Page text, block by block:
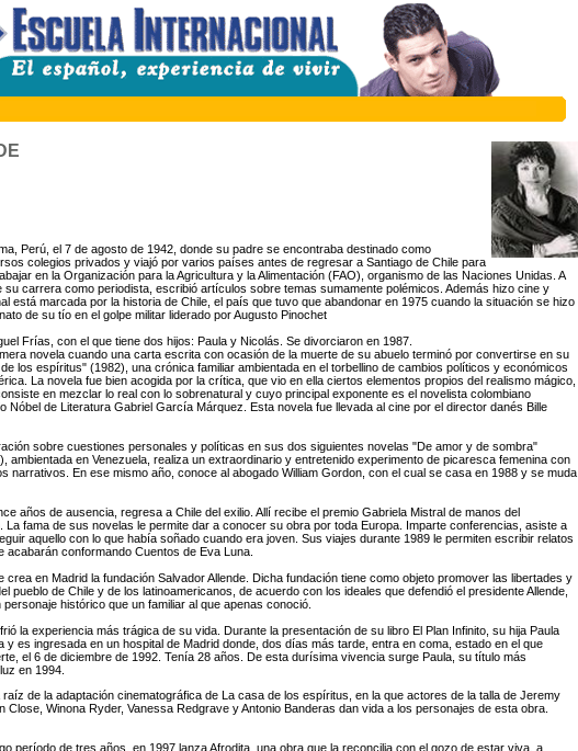
Perú, el 7 de agosto de 1942, donde su padre se encontraba destinado como
colegios privados y viajó por varios países antes de regresar a Santiago de Chile para
en la Organización para la Agricultura y la Alimentación (FAO), organismo de las Naciones Unidas. A
su carrera como periodista, escribió artículos sobre temas sumamente polémicos. Además hizo cine y
está marcada por la historia de Chile, el país que tuvo que abandonar en 1975 cuando la situación se hizo
de su tío en el golpe militar liderado por Augusto Pinochet
Frías, con el que tiene dos hijos: Paula y Nicolás. Se divorciaron en 1987.
novela cuando una carta escrita con ocasión de la muerte de su abuelo terminó por convertirse en su
los espíritus" (1982), una crónica familiar ambientada en el torbellino de cambios políticos y económicos
La novela fue bien acogida por la crítica, que vio en ella ciertos elementos propios del realismo mágico,
en mezclar lo real con lo sobrenatural y cuyo principal exponente es el novelista colombiano
Nóbel de Literatura Gabriel García Márquez. Esta novela fue llevada al cine por el director danés Bille
sobre cuestiones personales y políticas en sus dos siguientes novelas "De amor y de sombra"
ambientada en Venezuela, realiza un extraordinario y entretenido experimento de picaresca femenina con
narrativos. En ese mismo año, conoce al abogado William Gordon, con el cual se casa en 1988 y se muda
años de ausencia, regresa a Chile del exilio. Allí recibe el premio Gabriela Mistral de manos del
La fama de sus novelas le permite dar a conocer su obra por toda Europa. Imparte conferencias, asiste a
aquello con lo que había soñado cuando era joven. Sus viajes durante 1989 le permiten escribir relatos
acabarán conformando Cuentos de Eva Luna.
crea en Madrid la fundación Salvador Allende. Dicha fundación tiene como objeto promover las libertades y
pueblo de Chile y de los latinoamericanos, de acuerdo con los ideales que defendió el presidente Allende,
histórico que un familiar al que apenas conoció.
la experiencia más trágica de su vida. Durante la presentación de su libro El Plan Infinito, su hija Paula
y es ingresada en un hospital de Madrid donde, dos días más tarde, entra en coma, estado en el que
el 6 de diciembre de 1992. Tenía 28 años. De esta durísima vivencia surge Paula, su título más
en 1994.
raíz de la adaptación cinematográfica de La casa de los espíritus, en la que actores de la talla de Jeremy
Close, Winona Ryder, Vanessa Redgrave y Antonio Banderas dan vida a los personajes de esta obra.
período de tres años, en 1997 lanza Afrodita, una obra que la reconcilia con el gozo de estar viva, a